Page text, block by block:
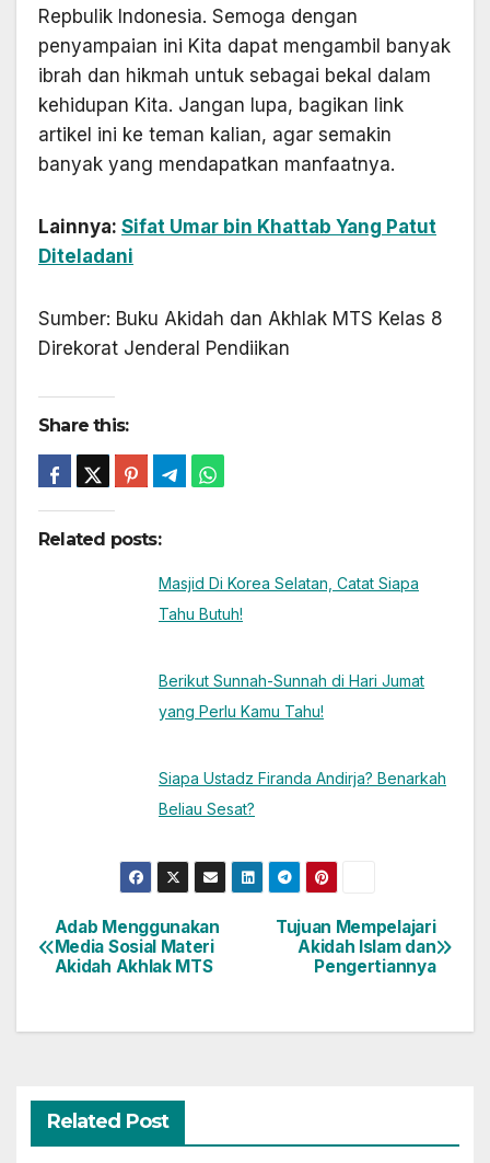
Repbulik Indonesia. Semoga dengan
penyampaian ini Kita dapat mengambil banyak
ibrah dan hikmah untuk sebagai bekal dalam
kehidupan Kita. Jangan lupa, bagikan link
artikel ini ke teman kalian, agar semakin
banyak yang mendapatkan manfaatnya.
Lainnya: Sifat Umar bin Khattab Yang Patut
Diteladani
Sumber: Buku Akidah dan Akhlak MTS Kelas 8
Direkorat Jenderal Pendiikan
Share this:
Related posts:
Masjid Di Korea Selatan, Catat Siapa
Tahu Butuh!
Berikut Sunnah-Sunnah di Hari Jumat
yang Perlu Kamu Tahu!
Siapa Ustadz Firanda Andirja? Benarkah
Beliau Sesat?
Post
navigation
Tujuan Mempelajari
Akidah Islam dan
Pengertiannya
Adab Menggunakan
Media Sosial Materi
Akidah Akhlak MTS
Related Post